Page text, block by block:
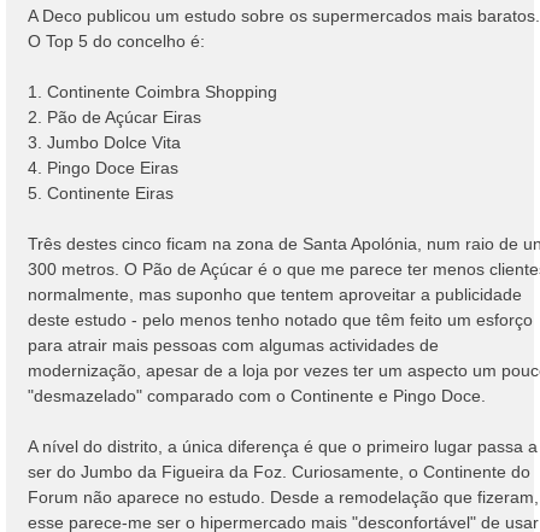
n
s
e
m
A Deco publicou um estudo sobre os supermercados mais baratos.
O Top 5 do concelho é:
1. Continente Coimbra Shopping
2. Pão de Açúcar Eiras
3. Jumbo Dolce Vita
4. Pingo Doce Eiras
5. Continente Eiras
Três destes cinco ficam na zona de Santa Apolónia, num raio de
300 metros. O Pão de Açúcar é o que me parece ter menos
normalmente, mas suponho que tentem aproveitar a publicidade
deste estudo - pelo menos tenho notado que têm feito um esforço
para atrair mais pessoas com algumas actividades de
modernização, apesar de a loja por vezes ter um aspecto um
"desmazelado" comparado com o Continente e Pingo Doce.
A nível do distrito, a única diferença é que o primeiro lugar passa a
ser do Jumbo da Figueira da Foz. Curiosamente, o Continente do
Forum não aparece no estudo. Desde a remodelação que fizeram,
esse parece-me ser o hipermercado mais "desconfortável" de usar